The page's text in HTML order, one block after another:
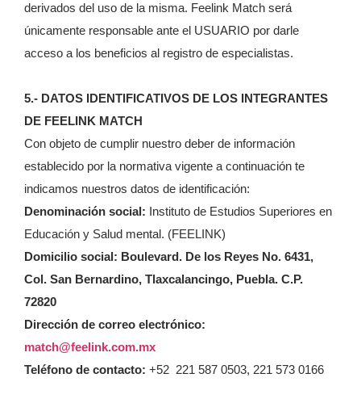
derivados del uso de la misma. Feelink Match será
únicamente responsable ante el USUARIO por darle
acceso a los beneficios al registro de especialistas.
5.- DATOS IDENTIFICATIVOS DE LOS INTEGRANTES
DE FEELINK MATCH
Con objeto de cumplir nuestro deber de información
establecido por la normativa vigente a continuación te
indicamos nuestros datos de identificación:
Denominación social: Instituto de Estudios Superiores en
Educación y Salud mental. (FEELINK)
Domicilio social: Boulevard. De los Reyes No. 6431,
Col. San Bernardino, Tlaxcalancingo, Puebla. C.P.
72820
Dirección de correo electrónico:
match@feelink.com.mx
Teléfono de contacto: +52 221 587 0503, 221 573 0166